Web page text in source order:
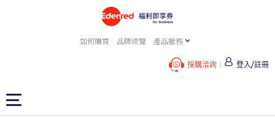
如何購買 品牌總覽 產品服務
採購洽詢 登入/註冊